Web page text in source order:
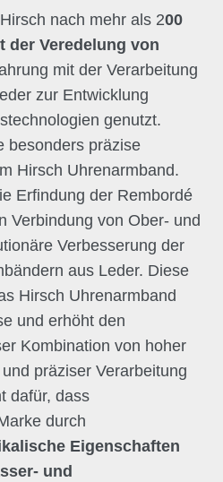
nach mehr als 200
der Veredelung von
mit der Verarbeitung
zur Entwicklung
genutzt.
besonders präzise
Hirsch Uhrenarmband.
Erfindung der Rembordé
Verbindung von Ober- und
Verbesserung der
aus Leder. Diese
Hirsch Uhrenarmband
und erhöht den
Kombination von hoher
präziser Verarbeitung
dafür, dass
durch
Eigenschaften
und